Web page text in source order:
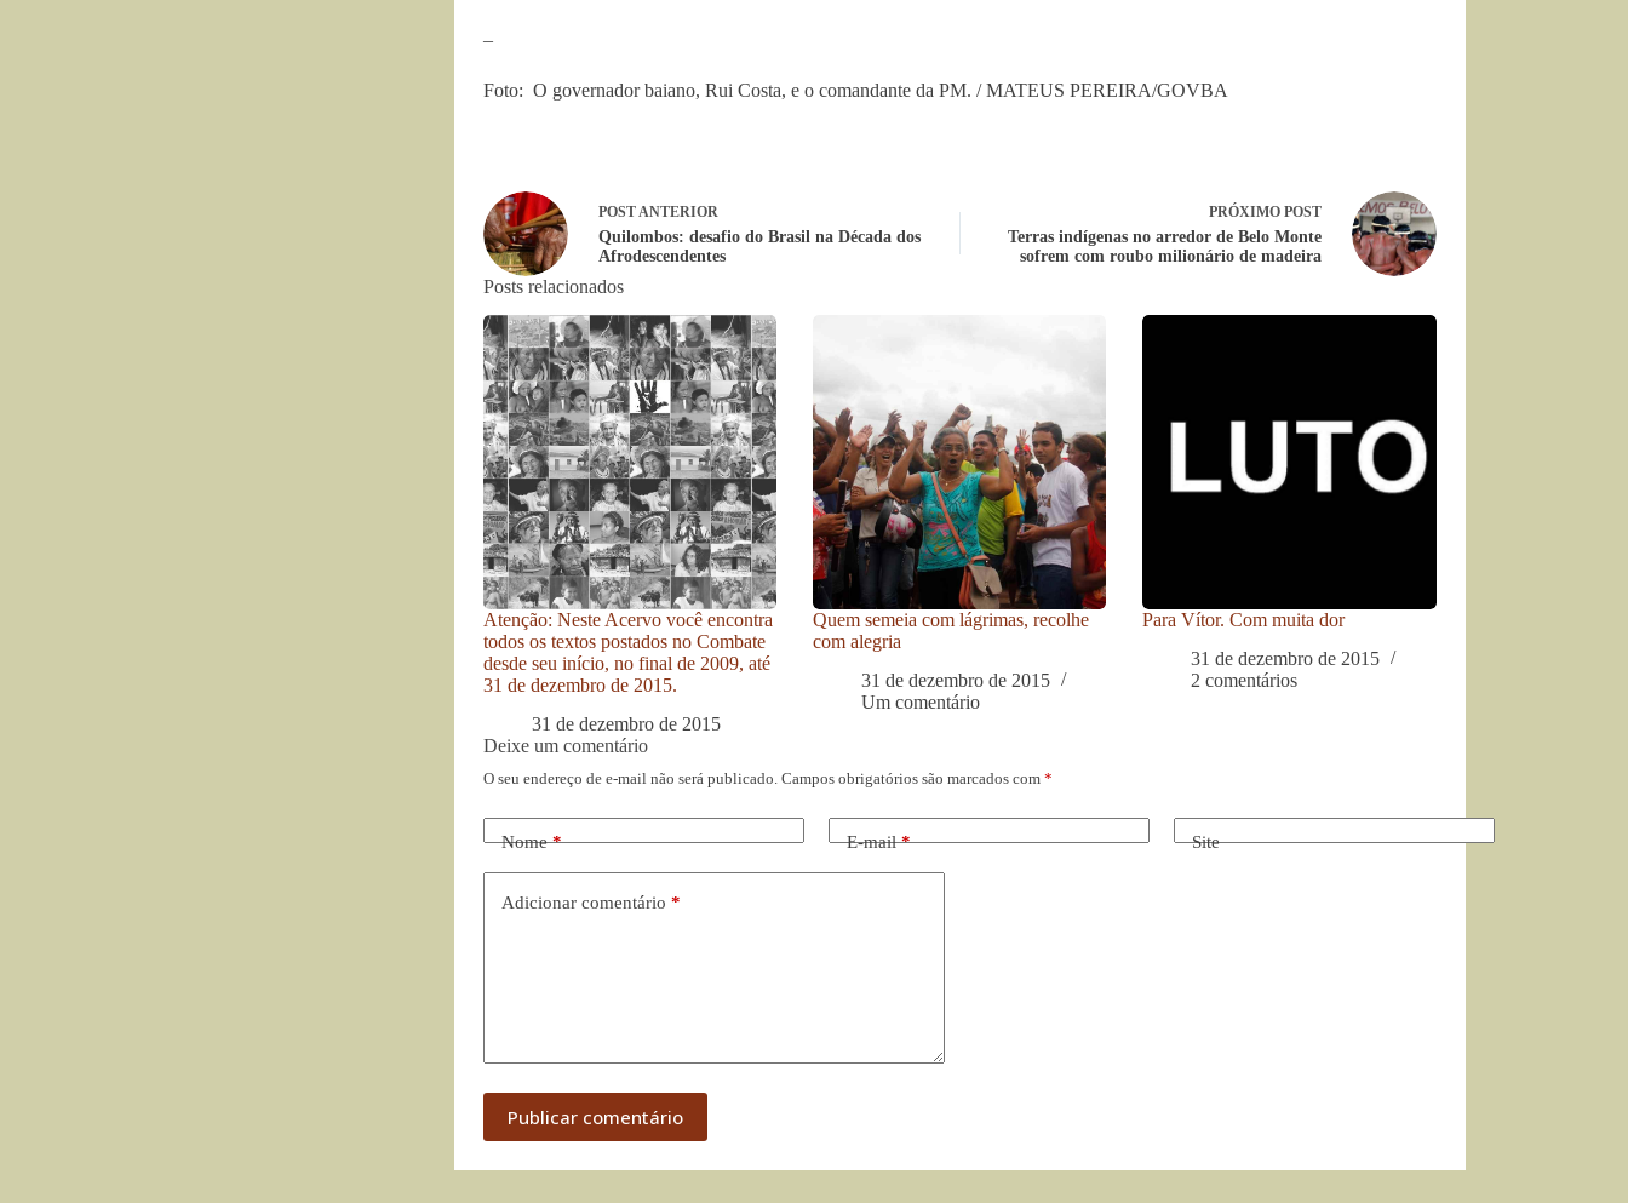
–
Foto: O governador baiano, Rui Costa, e o comandante da PM. /MATEUS PEREIRA/GOVBA
POSTANTERIOR
Quilombos: desafio do Brasil na Década dos
Afrodescendentes
PRÓXIMO POST
Terras indígenas no arredor de Belo Monte
sofrem com roubo milionário de madeira
Posts relacionados
Atenção: Neste Acervo você encontra
todos os textos postados no Combate
desde seu início, no final de 2009, até
31 de dezembro de 2015.
31 de dezembro de 2015
Quem semeia com lágrimas, recolhe
com alegria
31 de dezembro de 2015
Um comentário
Para Vítor. Com muita dor
31 de dezembro de 2015
2 comentários
Deixe um comentário
O seu endereço de e-mail não será publicado. Campos obrigatórios são marcados com *
Nome* E-mail* Site
Adicionar comentário *
Publicar comentário